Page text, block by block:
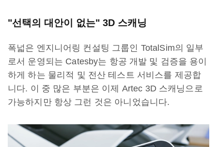
"선택의 대안이 없는" 3D 스캐닝
폭넓은 엔지니어링 컨설팅 그룹인 TotalSim의 일부
로서 운영되는 Catesby는 항공 개발 및 검증을 용이
하게 하는 물리적 및 전산 테스트 서비스를 제공합
니다. 이 중 많은 부분은 이제 Artec 3D 스캐닝으로
가능하지만 항상 그런 것은 아니었습니다.